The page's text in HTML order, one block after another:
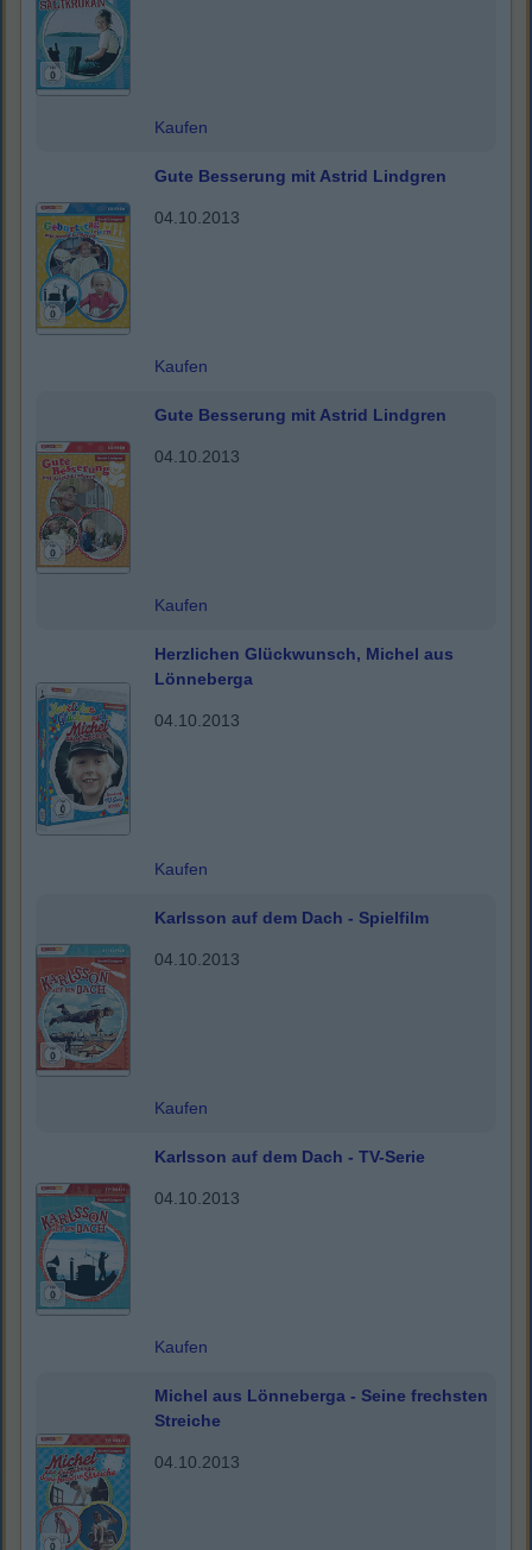
Kaufen
Gute Besserung mit Astrid Lindgren
04.10.2013
Kaufen
Gute Besserung mit Astrid Lindgren
04.10.2013
Kaufen
Herzlichen Glückwunsch, Michel aus
Lönneberga
04.10.2013
Kaufen
Karlsson auf dem Dach - Spielfilm
04.10.2013
Kaufen
Karlsson auf dem Dach - TV-Serie
04.10.2013
Kaufen
Michel aus Lönneberga - Seine frechsten
Streiche
04.10.2013